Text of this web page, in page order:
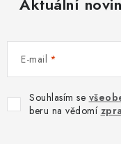
E-mail
Souhlasím se
beru na vědomí